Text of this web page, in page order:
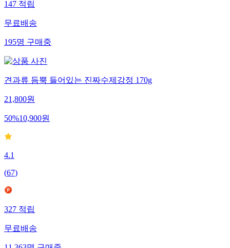
147적립
무료배송
195명구매중
견과류 듬뿍 들어있는 진짜수제강정 170g
21,800원
50%10,900원
4.1
(67)
327적립
무료배송